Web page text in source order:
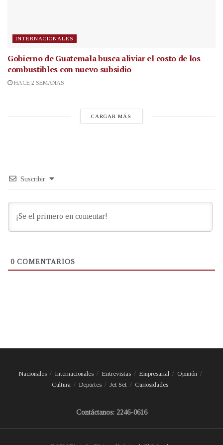
INTERNACIONALES
Gobierno de Guatemala busca aliviar el costo de los
combustibles con nuevo subsidio
HACE 2 SEMANAS
CARGAR MÁS
Suscribir
0 COMENTARIOS
Nacionales Internacionales Entrevistas Empresarial
Opinión
Cultura
Deportes Jet Set Curiosidades
Contáctanos: 2246-0616